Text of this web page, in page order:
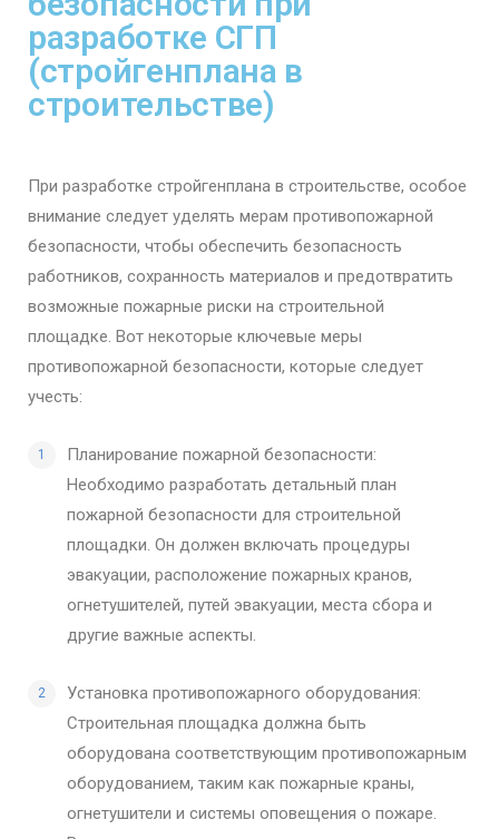
разработке СГП
(стройгенплана в
строительстве)
При разработке стройгенплана в строительстве, особое
внимание следует уделять мерам противопожарной
безопасности, чтобы обеспечить безопасность
работников, сохранность материалов и предотвратить
возможные пожарные риски на строительной
площадке. Вот некоторые ключевые меры
противопожарной безопасности, которые следует
учесть:
Планирование пожарной безопасности:
Необходимо разработать детальный план
пожарной безопасности для строительной
площадки. Он должен включать процедуры
эвакуации, расположение пожарных кранов,
огнетушителей, путей эвакуации, места сбора и
другие важные аспекты.
Установка противопожарного оборудования:
Строительная площадка должна быть
оборудована соответствующим противопожарным
оборудованием, таким как пожарные краны,
огнетушители и системы оповещения о пожаре.